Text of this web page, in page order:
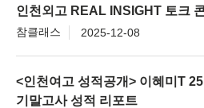
인천외고 REAL INSIGHT 토크
참클래스 2025-12-08
<인천여고 성적공개> 이혜미T
기말고사 성적 리포트